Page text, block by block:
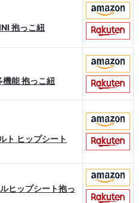
抱っこ紐
能 抱っこ紐
ト ヒップシート
ヒップシート抱っ